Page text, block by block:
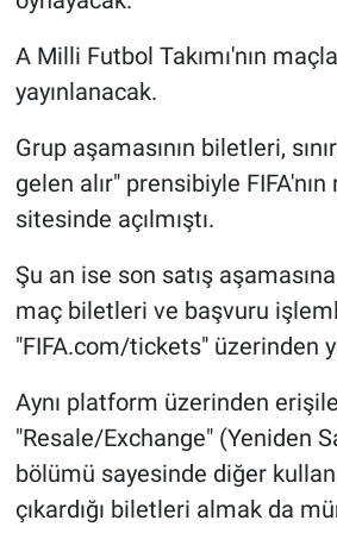
A Milli Futbol Takımı'nın
yayınlanacak.
Grup aşamasının biletleri,
gelen alır" prensibiyle
sitesinde açılmıştı.
Şu an ise son satış
maç biletleri ve başvuru
"FIFA.com/tickets" üzerinden
Aynı platform üzerinden
"Resale/Exchange" (Yeniden
bölümü sayesinde diğer
çıkardığı biletleri almak da